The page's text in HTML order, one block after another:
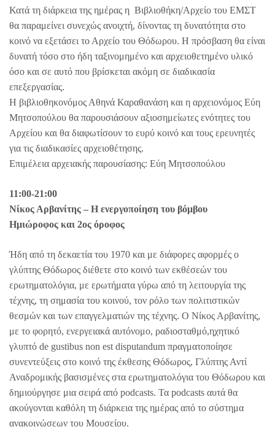
Κατά τη διάρκεια της ημέρας η Βιβλιοθήκη/Αρχείο του ΕΜΣΤ
θα παραμείνει συνεχώς ανοιχτή, δίνοντας τη δυνατότητα στο
κοινό να εξετάσει το Αρχείο του Θόδωρου. Η πρόσβαση θα είναι
δυνατή τόσο στο ήδη ταξινομημένο και αρχειοθετημένο υλικό
όσο και σε αυτό που βρίσκεται ακόμη σε διαδικασία
επεξεργασίας.
Η βιβλιοθηκονόμος Αθηνά Καραθανάση και η αρχειονόμος Εύη
Μητσοπούλου θα παρουσιάσουν αξιοσημείωτες ενότητες του
Αρχείου και θα διαφωτίσουν το ευρύ κοινό και τους ερευνητές
για τις διαδικασίες αρχειοθέτησης.
Επιμέλεια αρχειακής παρουσίασης: Εύη Μητσοπούλου
11:00-21:00
Νίκος Αρβανίτης – Η ενεργοποίηση του βόμβου
Ημιώροφος και 2ος όροφος
Ήδη από τη δεκαετία του 1970 και με διάφορες αφορμές ο
γλύπτης Θόδωρος διέθετε στο κοινό των εκθέσεών του
ερωτηματολόγια, με ερωτήματα γύρω από τη λειτουργία της
τέχνης, τη σημασία του κοινού, τον ρόλο των πολιτιστικών
θεσμών και των επαγγελματιών της τέχνης. Ο Νίκος Αρβανίτης,
με το φορητό, ενεργειακά αυτόνομο, ραδιοσταθμό,ηχητικό
γλυπτό de gustibus non est disputandum πραγματοποίησε
συνεντεύξεις στο κοινό της έκθεσης Θόδωρος, Γλύπτης Αντί
Αναδρομικής βασισμένες στα ερωτηματολόγια του Θόδωρου και
δημιούργησε μια σειρά από podcasts. Τα podcasts αυτά θα
ακούγονται καθόλη τη διάρκεια της ημέρας από το σύστημα
ανακοινώσεων του Μουσείου.